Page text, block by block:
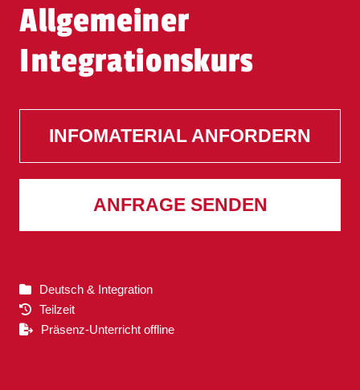
Allgemeiner
Integrationskurs
INFOMATERIAL ANFORDERN
ANFRAGE SENDEN
Deutsch & Integration
Teilzeit
Präsenz-Unterricht offline